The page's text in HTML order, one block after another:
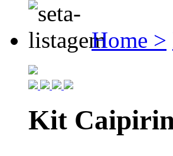
Home >
Kit